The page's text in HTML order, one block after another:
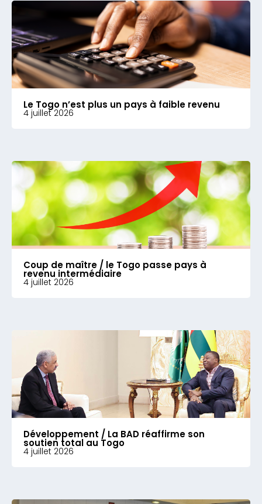
Le Togo n’est plus un pays à faible revenu
4 juillet 2026
Coup de maître / le Togo passe pays à
revenu intermédiaire
4 juillet 2026
Développement / La BAD réaffirme son
soutien total au Togo
4 juillet 2026